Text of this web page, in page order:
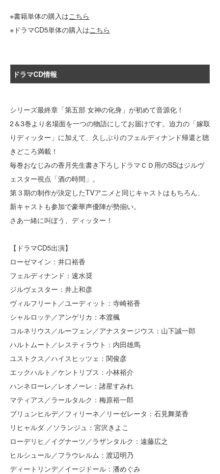
※書籍単体の購入はこちら
※ドラマCD5単体の購入はこちら
ドラマCD情報
シリーズ最終章「第五部 女神の化身」が初めて音源化！
2＆3巻より名場面を一つの物語にしてお届けです。迫力の「嫁取
りディッター」に加えて、久しぶりのフェルディナンド帰還と聴
きどころ満載！
毎巻おなじみの香月先生書き下ろしドラマＣＤ用のSSはジルヴ
ェスター視点「酒の時間」。
第３期の制作が決定したTVアニメと同じキャストはもちろん、
新キャストも参加で豪華声優陣が勢揃い。
さあ一緒に叫ぼう、ディッター！
【ドラマCD5出演】
ローゼマイン：井口裕香
フェルディナンド：速水奨
ジルヴェスター：井上和彦
ヴィルフリート／ユーディット：寺崎裕香
シャルロッテ／アンゲリカ：本渡楓
コルネリウス／ルーフェン／アナスタージウス：山下誠一郎
ハルトムート／レスティラウト：内田雄馬
ユストクス／ハイスヒッツェ：関俊彦
エックハルト／ケントリプス：小林裕介
ハンネローレ／レオノーレ：諸星すみれ
マティアス／ラールタルク：梅原裕一郎
ブリュンヒルデ／フィリーネ／リーゼレータ：石見舞菜香
リヒャルダ ／ソランジュ：宮沢きよこ
ローデリヒ／イグナーツ／ラザンタルク：遠藤広之
ヒルシュール／フラウレルム：渡辺明乃
ディートリンデ／イージドール：潘めぐみ